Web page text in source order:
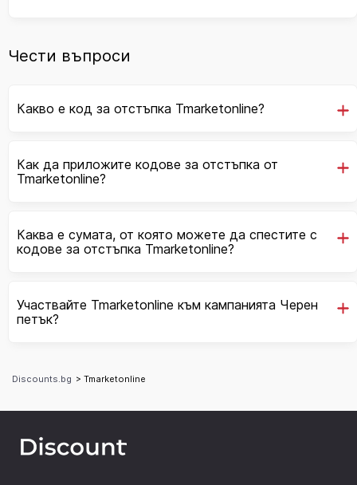
Чести въпроси
Какво е код за отстъпка Tmarketonline?
Как да приложите кодове за отстъпка от
Tmarketonline?
Каква е сумата, от която можете да спестите с
кодове за отстъпка Tmarketonline?
Участвайте Tmarketonline към кампанията Черен
петък?
Discounts.bg > Tmarketonline